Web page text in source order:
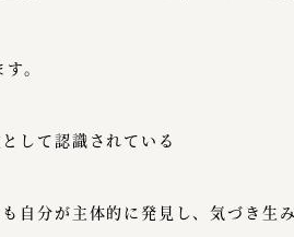
。
して認識されている
分が主体的に発見し、気づき生